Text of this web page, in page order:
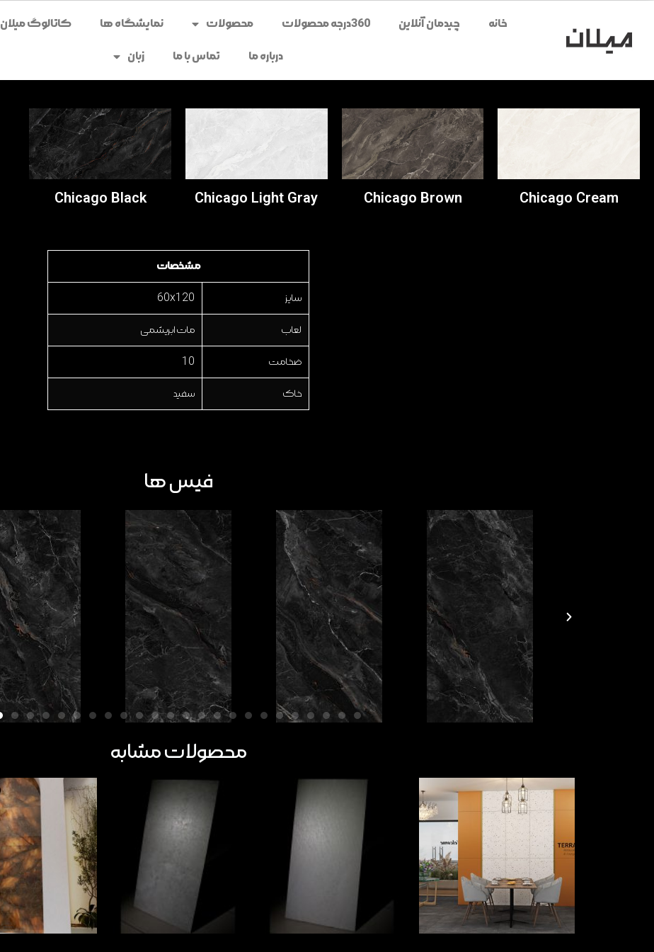
خانه چیدمان آنلاین 360درجه محصولات محصولات نمایشگاه ها کاتالوگ میلان
درباره ما تماس با ما زبان
Chicago Cream
Chicago Brown
Chicago Light Gray
Chicago Black
مشخصات
سایز 60x120
لعاب مات ابریشمی
ضخامت 10
خاک سفید
فیس ها
محصولات مشابه